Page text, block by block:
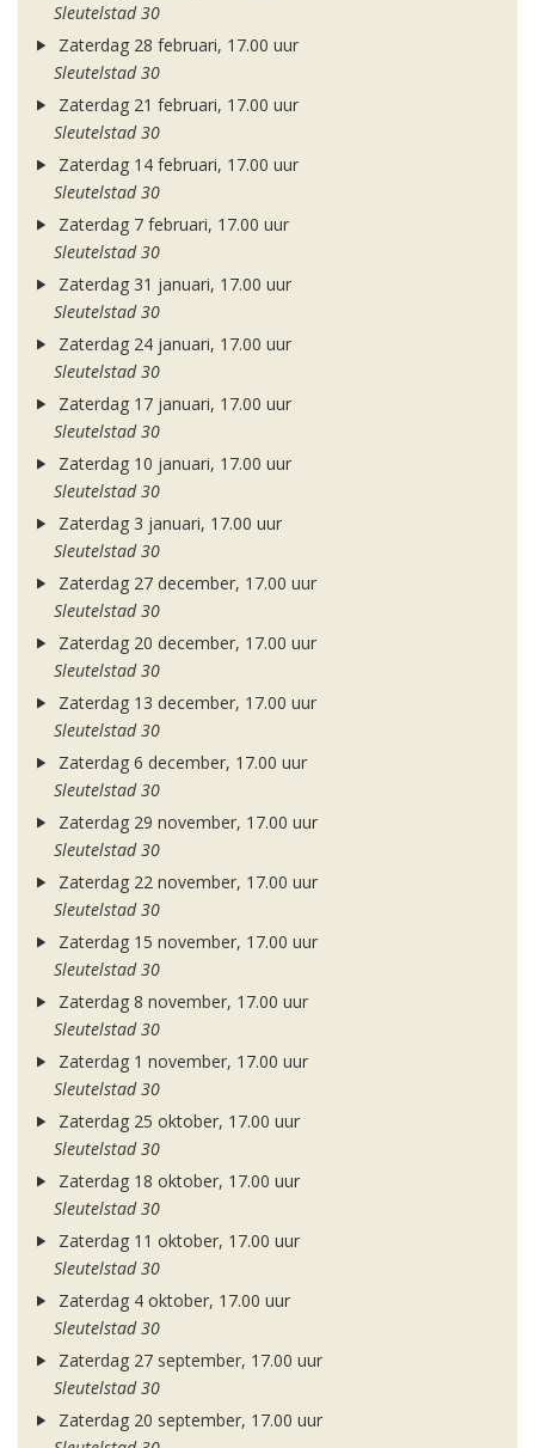
Sleutelstad 30
Zaterdag 28 februari, 17.00 uur
Sleutelstad 30
Zaterdag 21 februari, 17.00 uur
Sleutelstad 30
Zaterdag 14 februari, 17.00 uur
Sleutelstad 30
Zaterdag 7 februari, 17.00 uur
Sleutelstad 30
Zaterdag 31 januari, 17.00 uur
Sleutelstad 30
Zaterdag 24 januari, 17.00 uur
Sleutelstad 30
Zaterdag 17 januari, 17.00 uur
Sleutelstad 30
Zaterdag 10 januari, 17.00 uur
Sleutelstad 30
Zaterdag 3 januari, 17.00 uur
Sleutelstad 30
Zaterdag 27 december, 17.00 uur
Sleutelstad 30
Zaterdag 20 december, 17.00 uur
Sleutelstad 30
Zaterdag 13 december, 17.00 uur
Sleutelstad 30
Zaterdag 6 december, 17.00 uur
Sleutelstad 30
Zaterdag 29 november, 17.00 uur
Sleutelstad 30
Zaterdag 22 november, 17.00 uur
Sleutelstad 30
Zaterdag 15 november, 17.00 uur
Sleutelstad 30
Zaterdag 8 november, 17.00 uur
Sleutelstad 30
Zaterdag 1 november, 17.00 uur
Sleutelstad 30
Zaterdag 25 oktober, 17.00 uur
Sleutelstad 30
Zaterdag 18 oktober, 17.00 uur
Sleutelstad 30
Zaterdag 11 oktober, 17.00 uur
Sleutelstad 30
Zaterdag 4 oktober, 17.00 uur
Sleutelstad 30
Zaterdag 27 september, 17.00 uur
Sleutelstad 30
Zaterdag 20 september, 17.00 uur